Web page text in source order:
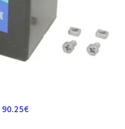
90.25€